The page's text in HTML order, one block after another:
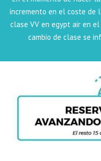
incremento en el coste de
clase VV en egypt air en
cambio de clase se